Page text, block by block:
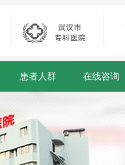
患者人群 在线咨询